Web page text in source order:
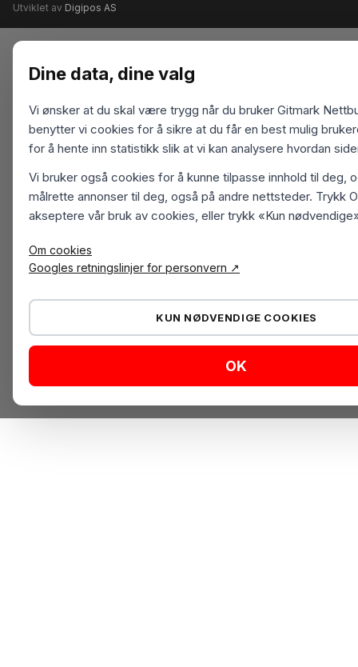
Utviklet av Digipos AS
Dine data, dine valg
Vi ønsker at du skal være trygg når du bruker Gitmark
benytter vi cookies for å sikre at du får en best mulig
for å hente inn statistikk slik at vi kan analysere hvordan
Vi bruker også cookies for å kunne tilpasse innhold til deg,
målrette annonser til deg, også på andre nettsteder. Trykk
akseptere vår bruk av cookies, eller trykk «Kun
Om cookies
Googles retningslinjer for personvern ↗
KUN NØDVENDIGE COOKIES
OK